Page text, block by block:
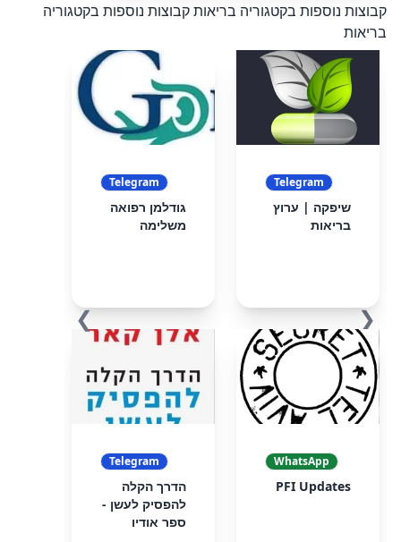
קבוצות נוספות בקטגוריה בריאותקבוצות נוספות בקטגוריה
בריאות
❮
Telegram
שיפקה | ערוץ
בריאות
Telegram
גודלמן רפואה
משלימה
WhatsApp
PFI Updates
Telegram
הדרך הקלה
להפסיק לעשן -
ספר אודיו
❯